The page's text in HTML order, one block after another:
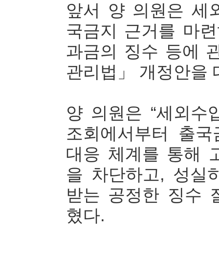
앞서 양 의원은 세
국금지 근거를 마
과금의 징수 등에
관리법」 개정안을
양 의원은 “세외수
조회에서부터 출
대응 체계를 통해
을 차단하고, 성실
받는 공정한 징수
혔다.